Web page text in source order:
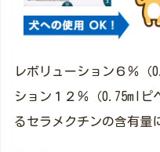
レボリューション６％（
ション１２％（0.75mlピ
るセラメクチンの含有量